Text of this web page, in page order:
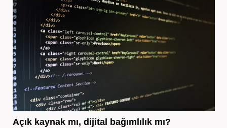
Açık kaynak mı, dijital bağımlılık mı?